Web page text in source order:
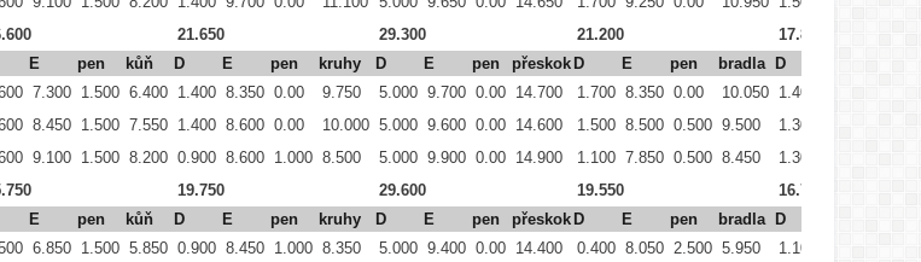
21.650 29.300 21.200
17.850
E pen kůň D E pen kruhy D E pen přeskok D E pen bradla D
7.300 1.500 6.400 1.400 8.350 0.00 9.750 5.000 9.700 0.00 14.700 1.700 8.350 0.00 10.050 1.400
8.450 1.500 7.550 1.400 8.600 0.00 10.000 5.000 9.600 0.00 14.600 1.500 8.500 0.500 9.500 1.300
9.100 1.500 8.200 0.900 8.600 1.000 8.500 5.000 9.900 0.00 14.900 1.100 7.850 0.500 8.450 1.300
19.750 29.600 19.550
16.750
E pen kůň D E pen kruhy D E pen přeskok D E pen bradla D
6.850 1.500 5.850 0.900 8.450 1.000 8.350 5.000 9.400 0.00 14.400 0.400 8.050 2.500 5.950 1.100